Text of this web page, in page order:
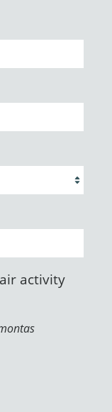
activity